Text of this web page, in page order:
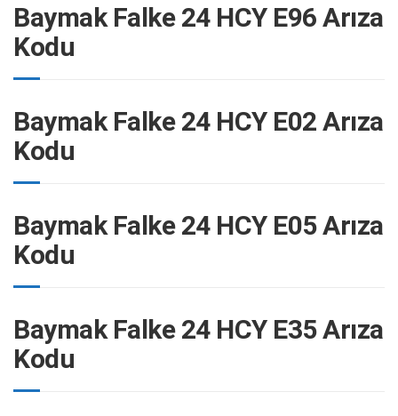
Baymak Falke 24 HCY E96 Arıza
Kodu
Baymak Falke 24 HCY E02 Arıza
Kodu
Baymak Falke 24 HCY E05 Arıza
Kodu
Baymak Falke 24 HCY E35 Arıza
Kodu